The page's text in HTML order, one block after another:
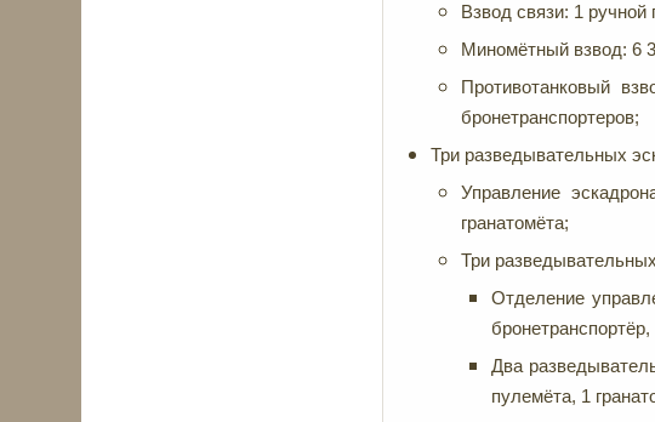
Взвод связи: 1 ручной
Миномётный взвод: 6
Противотанковый
бронетранспортеров;
Три разведывательных
Управление
гранатомёта;
Три
Отделение
Два
пулемёта, 1